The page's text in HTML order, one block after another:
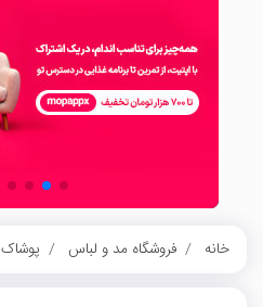
خانه فروشگاه مد و لباس پوشاک